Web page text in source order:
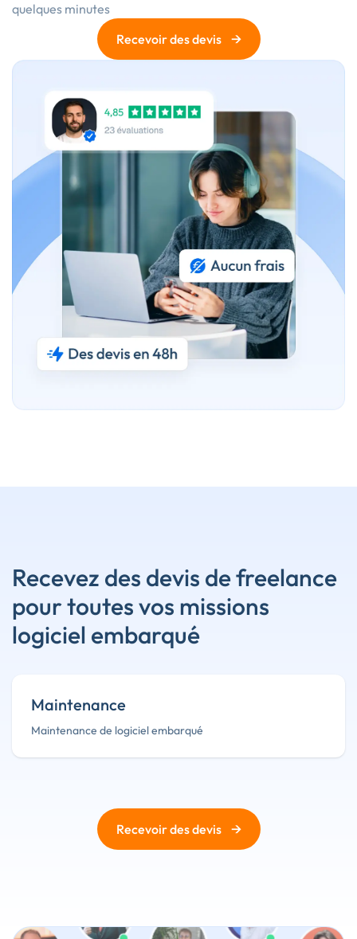
quelques minutes
Recevoir des devis
→
Recevez des devis de freelance
pour toutes vos missions
logiciel embarqué
Maintenance
Maintenance de logiciel embarqué
Recevoir des devis →